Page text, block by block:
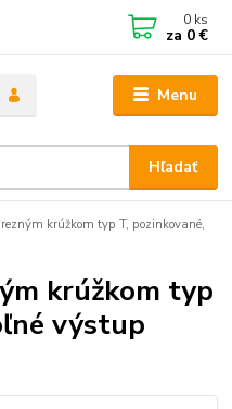
Menu
Hľadať
0 ks
za 0 €
krúžkom typ T, pozinkované,
krúžkom typ
výstup